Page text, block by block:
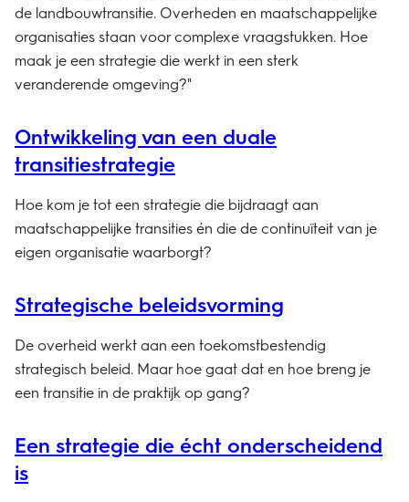
de landbouwtransitie. Overheden en maatschappelijke
organisaties staan voor complexe vraagstukken. Hoe
maak je een strategie die werkt in een sterk
veranderende omgeving?"
Ontwikkeling van een duale
transitiestrategie
Hoe kom je tot een strategie die bijdraagt aan
maatschappelijke transities én die de continuïteit van je
eigen organisatie waarborgt?
Strategische beleidsvorming
De overheid werkt aan een toekomstbestendig
strategisch beleid. Maar hoe gaat dat en hoe breng je
een transitie in de praktijk op gang?
Een strategie die écht onderscheidend
is